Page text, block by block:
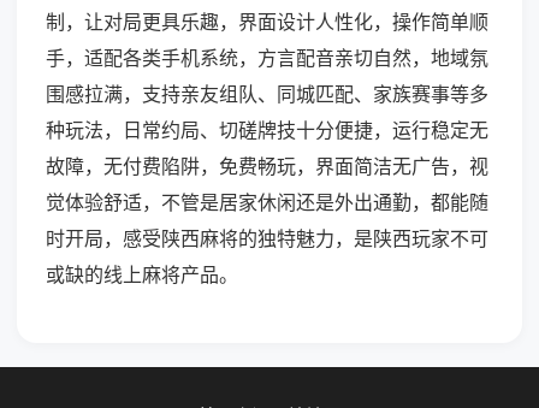
制，让对局更具乐趣，界面设计人性化，操作简单顺
手，适配各类手机系统，方言配音亲切自然，地域氛
围感拉满，支持亲友组队、同城匹配、家族赛事等多
种玩法，日常约局、切磋牌技十分便捷，运行稳定无
故障，无付费陷阱，免费畅玩，界面简洁无广告，视
觉体验舒适，不管是居家休闲还是外出通勤，都能随
时开局，感受陕西麻将的独特魅力，是陕西玩家不可
或缺的线上麻将产品。